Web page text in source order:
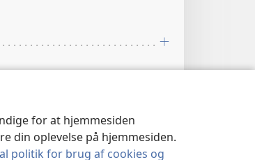
for at hjemmesiden
din oplevelse på hjemmesiden.
politik for brug af cookies og